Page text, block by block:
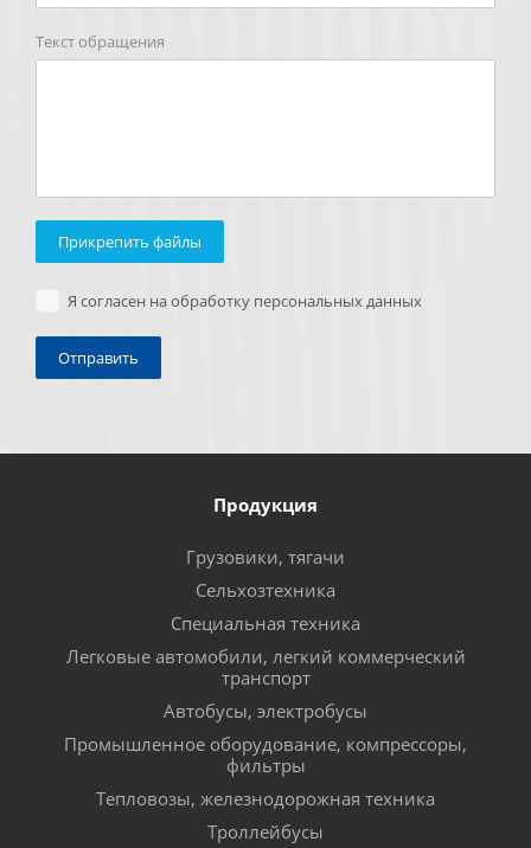
Текст обращения
Прикрепить файлы
Я согласен на обработку персональных данных
Продукция
Грузовики, тягачи
Сельхозтехника
Специальная техника
Легковые автомобили, легкий коммерческий
транспорт
Автобусы, электробусы
Промышленное оборудование, компрессоры,
фильтры
Тепловозы, железнодорожная техника
Троллейбусы